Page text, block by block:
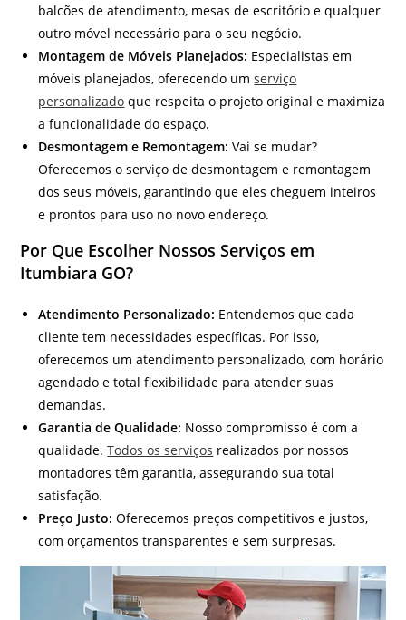
balcões de atendimento, mesas de escritório e qualquer
outro móvel necessário para o seu negócio.
Montagem de Móveis Planejados: Especialistas em
móveis planejados, oferecendo umserviço
personalizado que respeita o projeto original e maximiza
a funcionalidade do espaço.
Desmontagem e Remontagem: Vai se mudar?
Oferecemos o serviço de desmontagem e remontagem
dos seus móveis, garantindo que eles cheguem inteiros
e prontos para uso no novo endereço.
Por Que Escolher Nossos Serviços em
Itumbiara GO?
Atendimento Personalizado: Entendemos que cada
cliente tem necessidades específicas. Por isso,
oferecemos um atendimento personalizado, com horário
agendado e total flexibilidade para atender suas
demandas.
Garantia de Qualidade: Nosso compromisso é com a
qualidade.Todos os serviços realizados por nossos
montadores têm garantia, assegurando sua total
satisfação.
Preço Justo: Oferecemos preços competitivos e justos,
com orçamentos transparentes e sem surpresas.